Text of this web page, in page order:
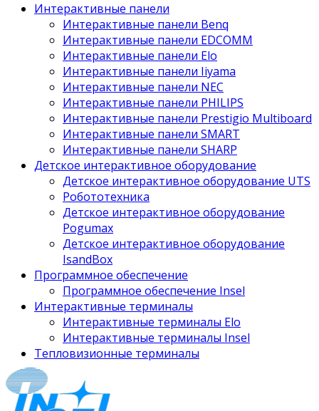
Интерактивные панели
Интерактивные панели Benq
Интерактивные панели EDCOMM
Интерактивные панели Elo
Интерактивные панели Iiyama
Интерактивные панели NEC
Интерактивные панели PHILIPS
Интерактивные панели Prestigio Multiboard
Интерактивные панели SMART
Интерактивные панели SHARP
Детское интерактивное оборудование
Детское интерактивное оборудование UTS
Робототехника
Детское интерактивное оборудование
Pogumax
Детское интерактивное оборудование
IsandBox
Программное обеспечение
Программное обеспечение Insel
Интерактивные терминалы
Интерактивные терминалы Elo
Интерактивные терминалы Insel
Тепловизионные терминалы